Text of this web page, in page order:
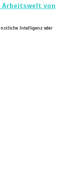
Arbeitswelt von
Intelligenz oder